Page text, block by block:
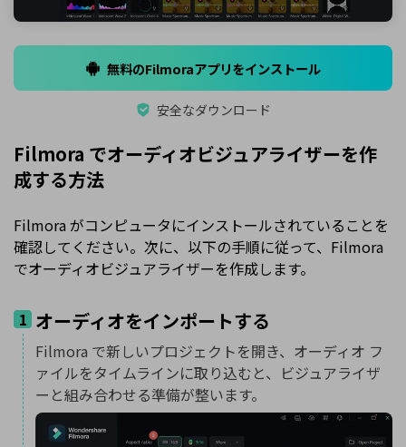
無料のFilmoraアプリをインストール
安全なダウンロード
Filmora でオーディオビジュアライザーを作
成する方法
Filmora がコンピュータにインストールされていることを
確認してください。次に、以下の手順に従って、Filmora
でオーディオビジュアライザーを作成します。
1 オーディオをインポートする
Filmora で新しいプロジェクトを開き、オーディオ フ
ァイルをタイムラインに取り込むと、ビジュアライザ
ーと組み合わせる準備が整います。